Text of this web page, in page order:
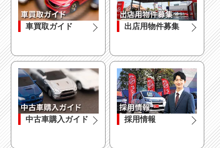
車買取ガイド 出店用物件募集
中古車購入ガイド 採用情報